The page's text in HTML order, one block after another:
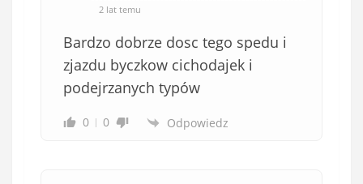
2 lat temu
Bardzo dobrze dosc tego spedu i
zjazdu byczkow cichodajek i
podejrzanych typów
0 0 Odpowiedz